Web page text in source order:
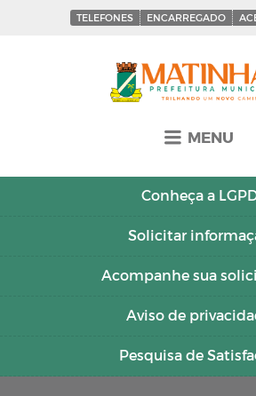
TELEFONES ENCARREGADO
MENU
Conheça a
Solicitar
Acompanhe sua
Aviso de
Pesquisa de